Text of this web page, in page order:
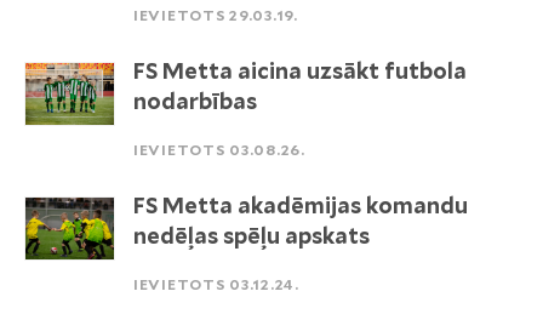
IEVIETOTS 29.03.19.
FS Metta aicina uzsākt futbola
nodarbības
IEVIETOTS 03.08.26.
FS Metta akadēmijas komandu
nedēļas spēļu apskats
IEVIETOTS 03.12.24.